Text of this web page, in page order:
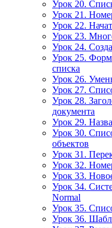
Урок 20.
Урок 21.
Урок 22.
Урок 23.
Урок 24.
Урок 25.
списка
Урок 26.
Урок 27.
Урок 28.
документа
Урок 29.
Урок 30.
объектов
Урок 31.
Урок 32.
Урок 33.
Урок 34.
Normal
Урок 35.
Урок 36.